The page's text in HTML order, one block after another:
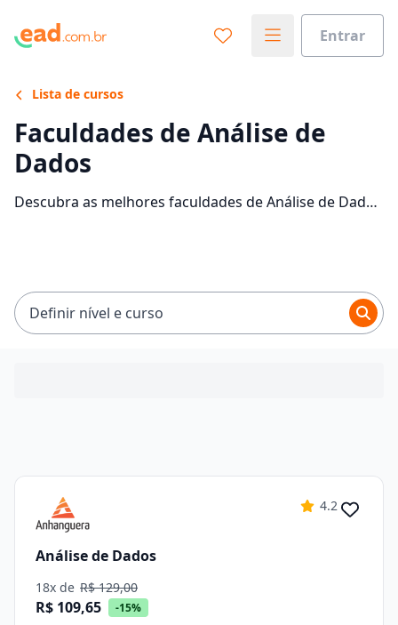
Entrar
Lista de cursos
Faculdades de Análise de
Dados
Descubra as melhores faculdades de Análise de Dados
Definir nível e curso
4.2
Análise de Dados
18x de R$ 129,00
R$ 109,65 -15%